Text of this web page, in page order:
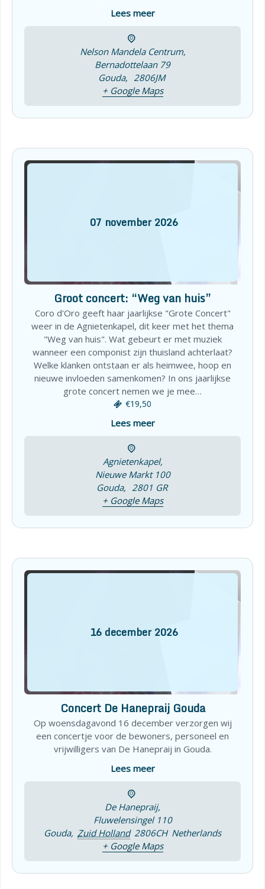
Lees meer
Nelson Mandela Centrum,
Bernadottelaan 79
Gouda, 2806JM
+ Google Maps
07 november 2026
Groot concert: “Weg van huis”
Coro d'Oro geeft haar jaarlijkse "Grote Concert"
weer in de Agnietenkapel, dit keer met het thema
"Weg van huis". Wat gebeurt er met muziek
wanneer een componist zijn thuisland achterlaat?
Welke klanken ontstaan er als heimwee, hoop en
nieuwe invloeden samenkomen? In ons jaarlijkse
grote concert nemen we je mee…
€19,50
Lees meer
Agnietenkapel,
Nieuwe Markt 100
Gouda, 2801 GR
+ Google Maps
16 december 2026
Concert De Hanepraij Gouda
Op woensdagavond 16 december verzorgen wij
een concertje voor de bewoners, personeel en
vrijwilligers van De Hanepraij in Gouda.
Lees meer
De Hanepraij,
Fluwelensingel 110
Gouda, Zuid Holland 2806CH Netherlands
+ Google Maps